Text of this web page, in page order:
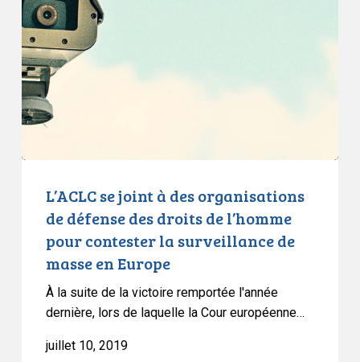
à
des
organisations
de
défense
des
de
contester
surveillance
masse
Europe
L’ACLC se joint à des organisations
de défense des droits de l’homme
pour contester la surveillance de
masse en Europe
À la suite de la victoire remportée l'année
dernière, lors de laquelle la Cour européenne…
juillet 10, 2019